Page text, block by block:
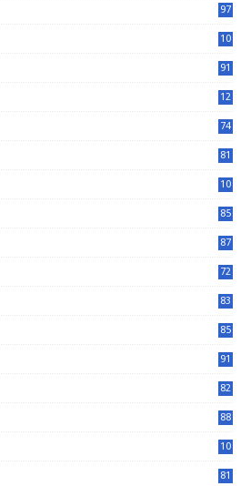
97
10
91
12
74
81
10
85
87
72
83
85
91
82
88
10
81